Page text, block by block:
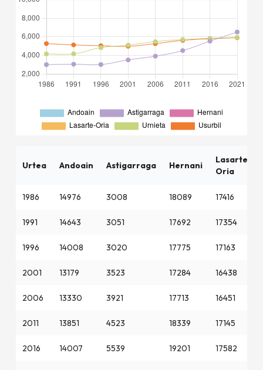
Urtea Andoain Astigarraga Hernani
Lasarte-
Oria
1986 14976 3008 18089 17416
1991 14643 3051 17692 17354
1996 14008 3020 17775 17163
2001 13179 3523 17284 16438
2006 13330 3921 17713 16451
2011 13851 4523 18339 17145
2016 14007 5539 19201 17582